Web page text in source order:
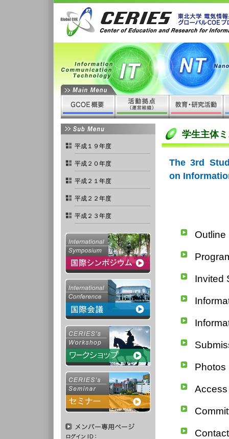
平成１９年度
平成２０年度
平成２１年度
平成２２年度
平成２３年度
学生主体
The 3rd
on
Outline
Invited
Photos
Access
Contact